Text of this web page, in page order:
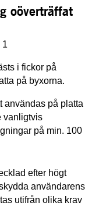
oöverträffat
1
i fickor på
på byxorna.
användas på platta
vanligtvis
på min. 100
efter högt
användarens
utifrån olika krav